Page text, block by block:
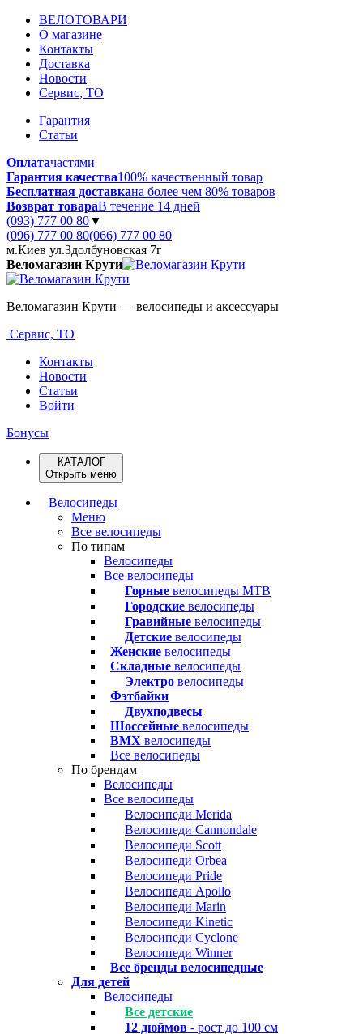
ВЕЛОТОВАРИ
О магазине
Контакты
Доставка
Новости
Сервис, ТО
Гарантия
Статьи
Оплатачастями
Гарантия качества100% качественный товар
Бесплатная доставкана более чем 80% товаров
Возврат товараВ течение 14 дней
(093) 777 00 80▼
(096) 777 00 80(066) 777 00 80
м.Киев ул.Здолбуновская 7г
Веломагазин Крути
Веломагазин Крути — велосипеды и аксессуары
Сервис, ТО
Контакты
Новости
Статьи
Войти
Бонусы
КАТАЛОГ
Открыть меню
Велосипеды
Меню
Все велосипеды
По типам
Велосипеды
Все велосипеды
Горные велосипеды MTB
Городские велосипеды
Гравийные велосипеды
Детские велосипеды
Женские велосипеды
Складные велосипеды
Электро велосипеды
Фэтбайки
Двухподвесы
Шоссейные велосипеды
BMX велосипеды
Все велосипеды
По брендам
Велосипеды
Все велосипеды
Велосипеди Merida
Велосипеди Cannondale
Велосипеди Scott
Велосипеди Orbea
Велосипеди Pride
Велосипеди Apollo
Велосипеди Marin
Велосипеди Kinetic
Велосипеди Cyclone
Велосипеди Winner
Все бренды велосипедные
Для детей
Велосипеды
Все детские
12 дюймов - рост до 100 см